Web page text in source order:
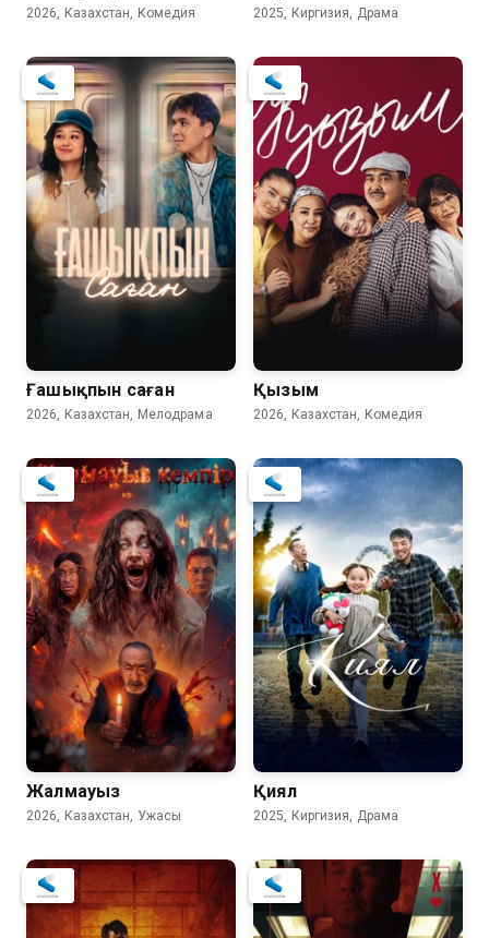
2026, Казахстан, Комедия 2025, Киргизия, Драма
Ғашықпын саған
2026, Казахстан, Мелодрама
Қызым
2026, Казахстан, Комедия
Жалмауыз
2026, Казахстан, Ужасы
Қиял
2025, Киргизия, Драма